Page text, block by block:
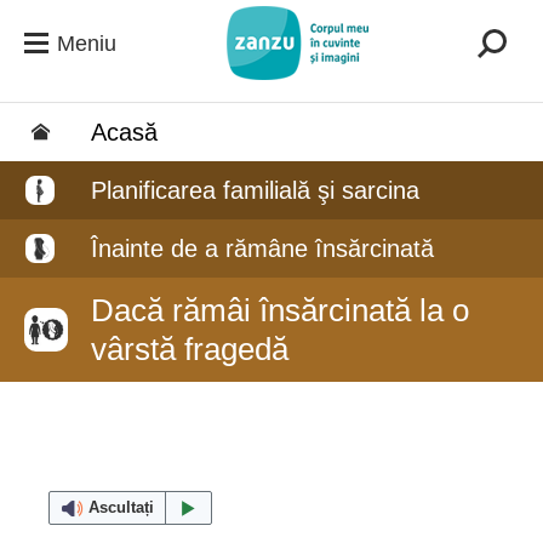
Meniu
Acasă
Planificarea familială şi sarcina
Înainte de a rămâne însărcinată
Dacă rămâi însărcinată la o
vârstă fragedă
Ascultați